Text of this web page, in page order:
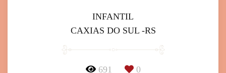
INFANTIL
CAXIAS DO SUL -RS
691 0